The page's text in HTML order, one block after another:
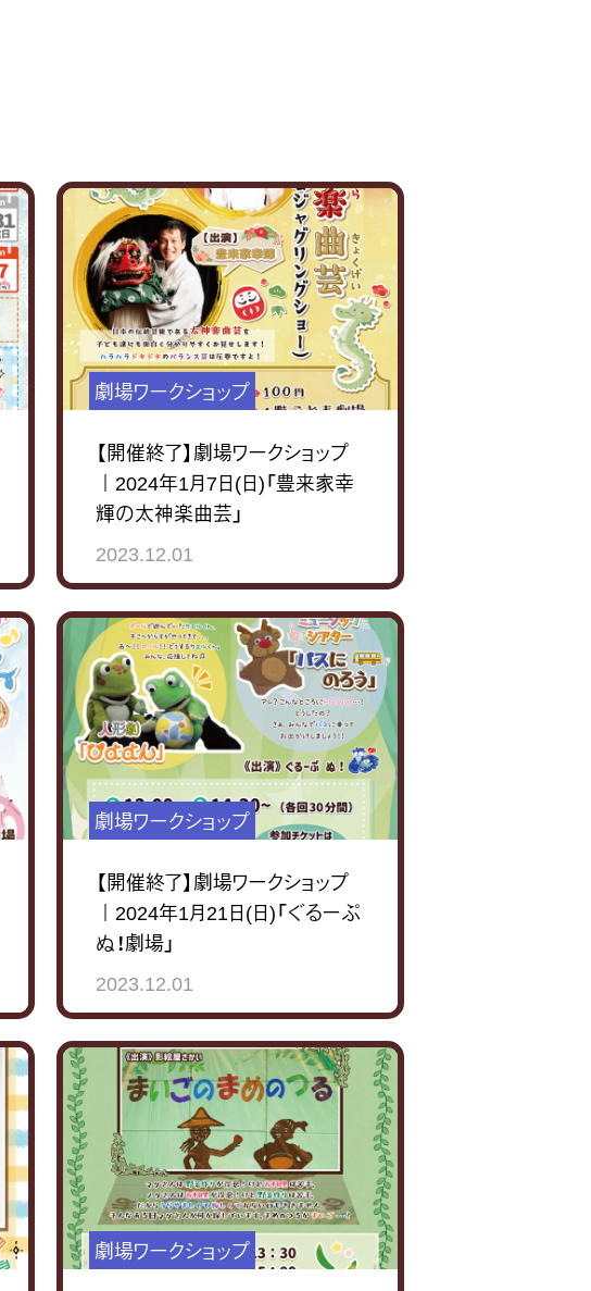
劇場ワークショップ
【開催終了】劇場ワークショップ
｜2024年1月7日(日)「豊来家幸
輝の太神楽曲芸」
2023.12.01
劇場ワークショップ
【開催終了】劇場ワークショップ
｜2024年1月21日(日)「ぐるーぷ
ぬ！劇場」
2023.12.01
劇場ワークショップ